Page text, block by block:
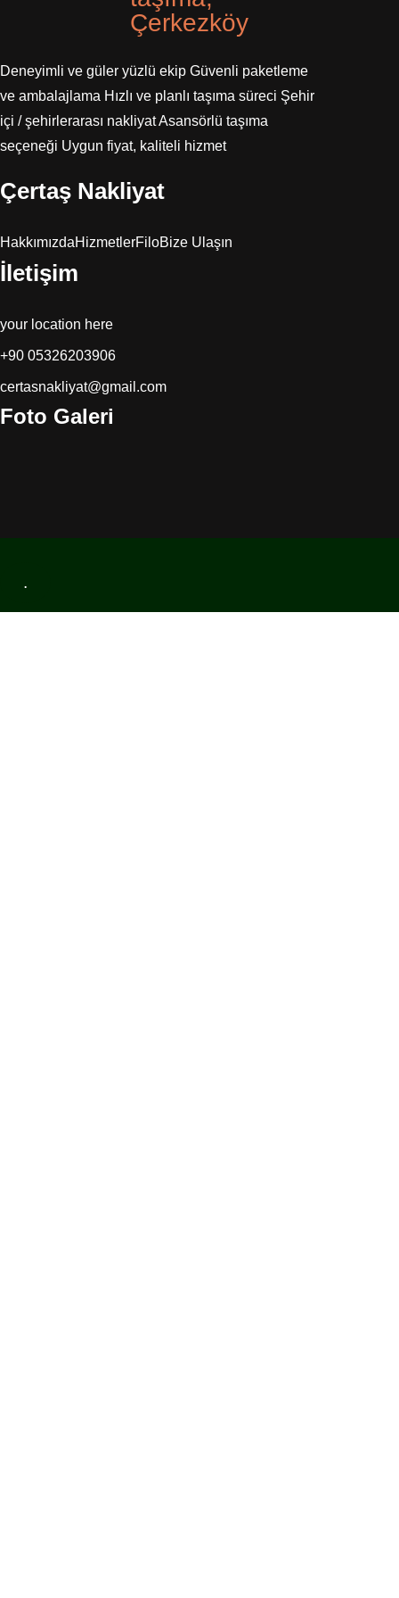
Çerkezköy
Deneyimli ve güler yüzlü ekip Güvenli paketleme
ve ambalajlama Hızlı ve planlı taşıma süreci Şehir
içi / şehirlerarası nakliyat Asansörlü taşıma
seçeneği Uygun fiyat, kaliteli hizmet
Çertaş Nakliyat
HakkımızdaHizmetlerFiloBize Ulaşın
İletişim
your location here
+90 05326203906
certasnakliyat@gmail.com
Foto Galeri
.